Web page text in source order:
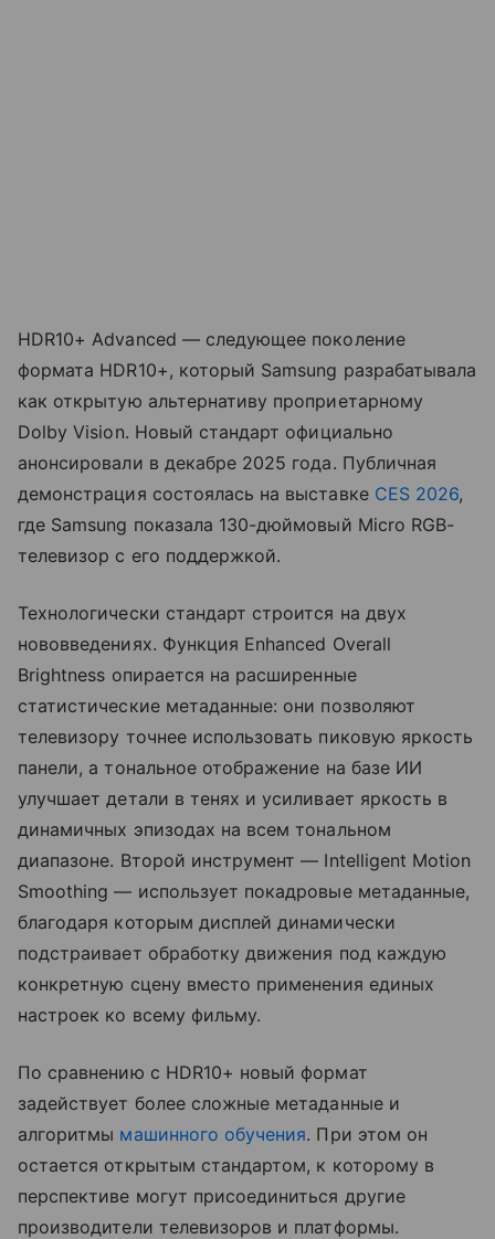
HDR10+ Advanced — следующее поколение
формата HDR10+, который Samsung разрабатывала
как открытую альтернативу проприетарному
Dolby Vision. Новый стандарт официально
анонсировали в декабре 2025 года. Публичная
демонстрация состоялась на выставке CES 2026,
где Samsung показала 130-дюймовый Micro RGB-
телевизор с его поддержкой.
Технологически стандарт строится на двух
нововведениях. Функция Enhanced Overall
Brightness опирается на расширенные
статистические метаданные: они позволяют
телевизору точнее использовать пиковую яркость
панели, а тональное отображение на базе ИИ
улучшает детали в тенях и усиливает яркость в
динамичных эпизодах на всем тональном
диапазоне. Второй инструмент — Intelligent Motion
Smoothing — использует покадровые метаданные,
благодаря которым дисплей динамически
подстраивает обработку движения под каждую
конкретную сцену вместо применения единых
настроек ко всему фильму.
По сравнению с HDR10+ новый формат
задействует более сложные метаданные и
алгоритмы машинного обучения. При этом он
остается открытым стандартом, к которому в
перспективе могут присоединиться другие
производители телевизоров и платформы.